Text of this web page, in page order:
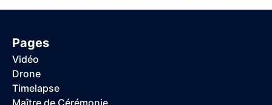
Pages
Vidéo
Drone
Timelapse
Maître de Cérémonie